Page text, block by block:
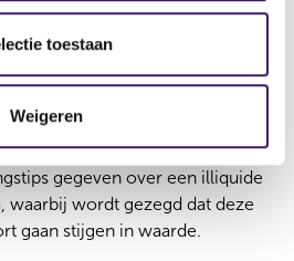
toestaan
Weigeren
of na het klikken op een
chatgroep waarin ‘exclusieve’
gegeven over een illiquide
waarbij wordt gezegd dat deze
gaan stijgen in waarde.